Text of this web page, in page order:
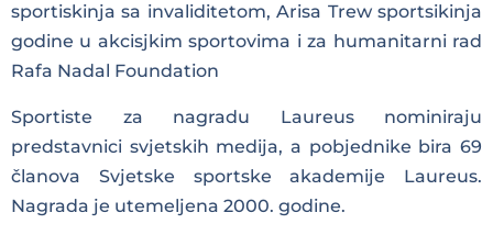
sportiskinja sa invaliditetom, Arisa Trew sportsikinja
godine u akcisjkim sportovima i za humanitarni rad
Rafa Nadal Foundation
Sportiste za nagradu Laureus nominiraju
predstavnici svjetskih medija, a pobjednike bira 69
članova Svjetske sportske akademije Laureus.
Nagrada je utemeljena 2000. godine.